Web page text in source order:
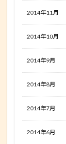
2014年11月
2014年10月
2014年9月
2014年8月
2014年7月
2014年6月